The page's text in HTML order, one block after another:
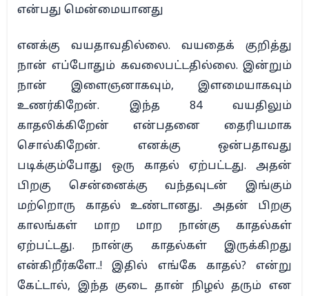
என்பது மென்மையானது
எனக்கு வயதாவதில்லை. வயதைக் குறித்து
நான் எப்போதும் கவலைபட்டதில்லை. இன்றும்
நான் இளைஞனாகவும், இளமையாகவும்
உணர்கிறேன். இந்த 84 வயதிலும்
காதலிக்கிறேன் என்பதனை தைரியமாக
சொல்கிறேன். எனக்கு ஒன்பதாவது
படிக்கும்போது ஒரு காதல் ஏற்பட்டது. அதன்
பிறகு சென்னைக்கு வந்தவுடன் இங்கும்
மற்றொரு காதல் உண்டானது. அதன் பிறகு
காலங்கள் மாற மாற நான்கு காதல்கள்
ஏற்பட்டது. நான்கு காதல்கள் இருக்கிறது
என்கிறீர்களே..! இதில் எங்கே காதல்? என்று
கேட்டால், இந்த குடை தான் நிழல் தரும் என